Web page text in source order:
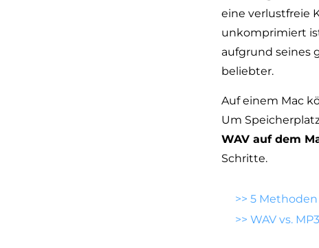
eine verlustfreie
unkomprimiert
aufgrund seines
beliebter.
Auf einem Mac
Um
WAV auf dem
Schritte.
>> 5 Methoden
>> WAV vs. MP3